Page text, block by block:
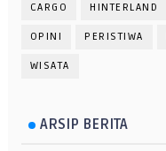
CARGO HINTERLAND
OPINI PERISTIWA
WISATA
ARSIP BERITA